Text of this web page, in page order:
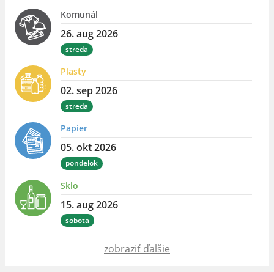
Komunál
26. aug 2026
streda
Plasty
02. sep 2026
streda
Papier
05. okt 2026
pondelok
Sklo
15. aug 2026
sobota
zobraziť ďalšie